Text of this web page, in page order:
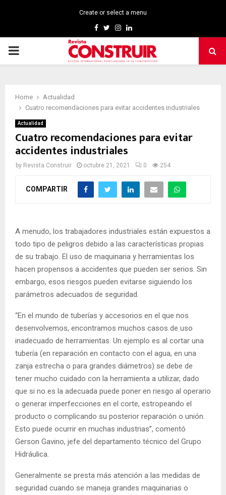
Create or select a menu
Facebook
TwitterInstagram
Linkedin
PRIMARY
Home
Actualidad
Cuatro recomendaciones para evitar accidentes industriales
Actualidad
Cuatro recomendaciones para evitar
accidentes industriales
by Revista Construir octubre 21, 2021 0 254
COMPARTIR
A menudo, los trabajadores industriales están expuestos a
todo tipo de peligros debido a las características propias
de su trabajo. El uso de maquinaria y herramientas los
hacen propensos a accidentes que pueden ser serios. Sin
embargo, esos riesgos pueden evitarse siguiendo los
parámetros adecuados de seguridad.
“En el mundo de tuberías y accesorios en el que nos
desenvolvemos, encontramos muchos casos de uso
inadecuado de herramientas. Un ejemplo es al cortar una
tubería (en reparación en contacto con el agua, en una
zanja estrecha o para grandes diámetros) se debe de
tener mucho cuidado con la herramienta a utilizar, dado
que si no es la adecuada puede poner en riesgo al operario
o generar imperfecciones en el corte, estropeando el
producto o complicando su posterior reparación o unión.
Esto puede ocurrir en muchas industrias”, comentó
Gerson Gavino, jefe del departamento técnico del Grupo
Hidráulica.
Generalmente se presta más atención a las medidas de
seguridad cuando se maneja grandes maquinarias o